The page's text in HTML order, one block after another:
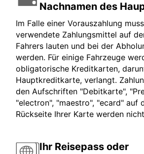
Nachnamen des
Im Falle einer Vorauszahlung
verwendete Zahlungsmittel auf
Fahrers lauten und bei der
werden. Für einige Fahrzeuge
obligatorische Kreditkarten,
Hauptkreditkarte, verlangt.
den Aufschriften "Debitkarte",
"electron", "maestro", "ecard" auf
Rückseite Ihrer Karte werden
Ihr Reisepass oder